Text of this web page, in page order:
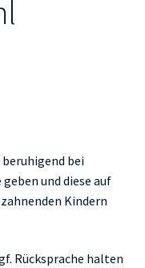
bei
und diese auf
Kindern
Rücksprache halten